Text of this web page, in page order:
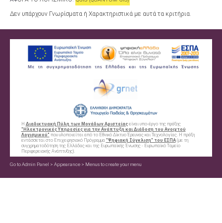
Δεν υπάρχουν Γνωρίσματα ή Χαρακτηριστικά με αυτά τα κριτήρια.
Η Διαδικτυακή Πύλη των Μονάδων Αριστείαςείναι υπο-έργο της πράξης
"Ηλεκτρονικές Υπηρεσίες για την Ανάπτυξη και Διάδοση του Ανοιχτού
Λογισμικού" που υλοποιείται από το Εθνικό Δίκτυο Έρευνας και Τεχνολογίας. Η πράξη
εντάσσεται στο Επιχειρησιακό Πρόγραμμα "Ψηφιακή Σύγκλιση" του ΕΣΠΑ(με τη
συγχρηματοδότηση της Ελλάδας και της Ευρωπαϊκής Ένωσης - Ευρωπαϊκό Ταμείο
Περιφερειακής Ανάπτυξης).
Go to Admin Panel > Appearance > Menus to create your menu